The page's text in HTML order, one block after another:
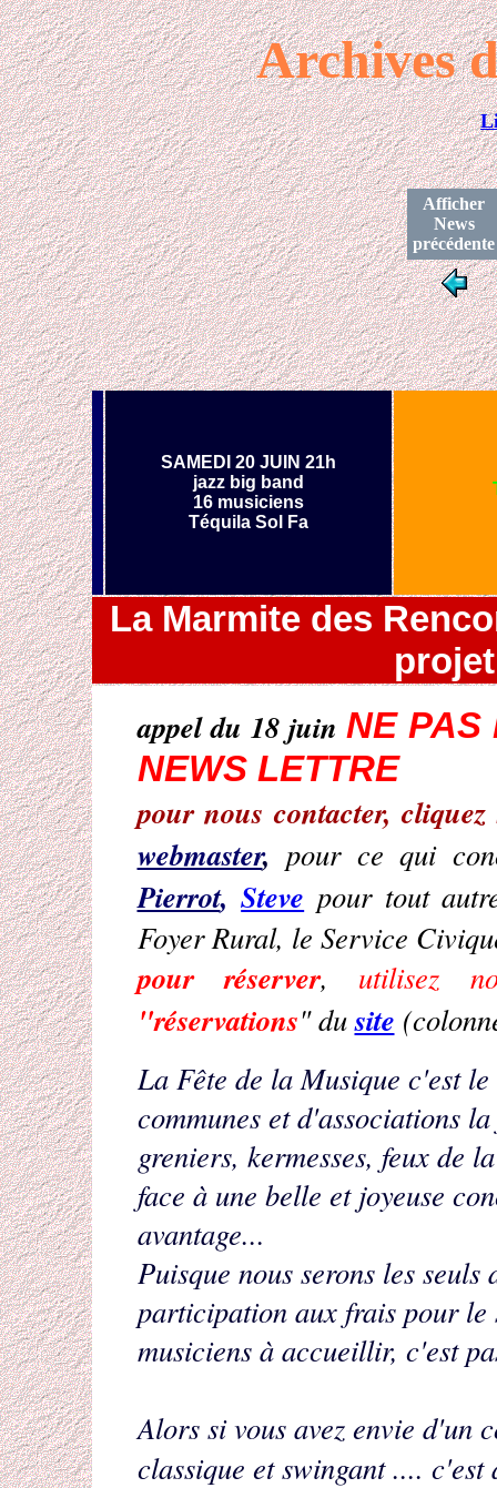
Archives
Afficher
News
précédente
SAMEDI 20 JUIN 21h
jazz big band
16 musiciens
Téquila Sol Fa
La Marmite des
appel du 18 juin NE PAS
NEWS LETTRE
pour nous contacter,
webmaster, pour ce qui
Pierrot,Steve pour tout
Foyer Rural, le Service
pour réserver, utilisez
"réservations" du site
La Fête de la Musique c'est
communes et d'associations
greniers, kermesses, feux de
face à une belle et joyeuse
avantage...
Puisque nous serons les
participation aux frais pour
musiciens à accueillir, c'est
Alors si vous avez envie d'un
classique et swingant .... c'est